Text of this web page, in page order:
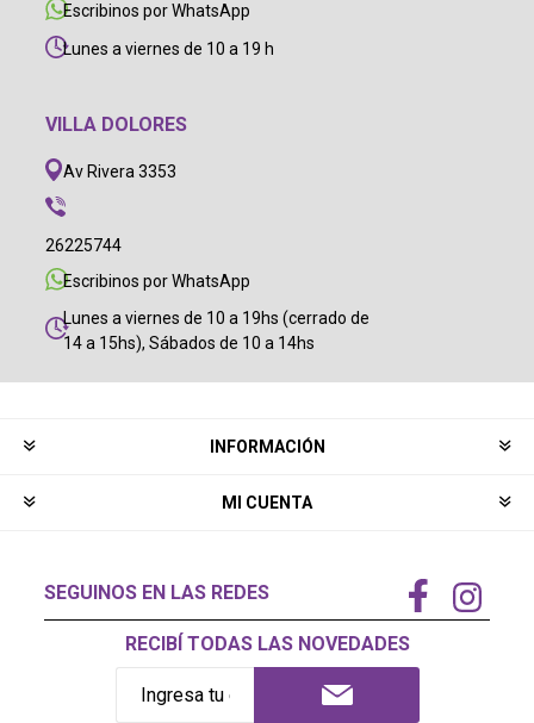
Escribinos por WhatsApp
Lunes a viernes de 10 a 19 h
VILLA DOLORES
Av Rivera 3353
26225744
Escribinos por WhatsApp
Lunes a viernes de 10 a 19hs (cerrado de
14 a 15hs), Sábados de 10 a 14hs
INFORMACIÓN
MI CUENTA
SEGUINOS EN LAS REDES
RECIBÍ TODAS LAS NOVEDADES